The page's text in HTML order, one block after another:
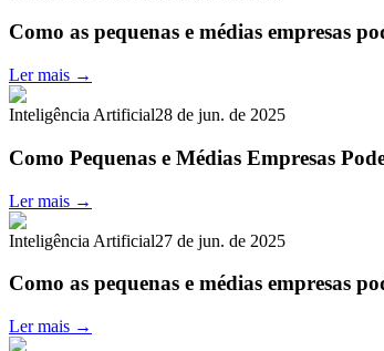
Como as pequenas e médias empresas
Ler mais →
Inteligência Artificial28 de jun. de 2025
Como Pequenas e Médias Empresas
Ler mais →
Inteligência Artificial27 de jun. de 2025
Como as pequenas e médias empresas
Ler mais →